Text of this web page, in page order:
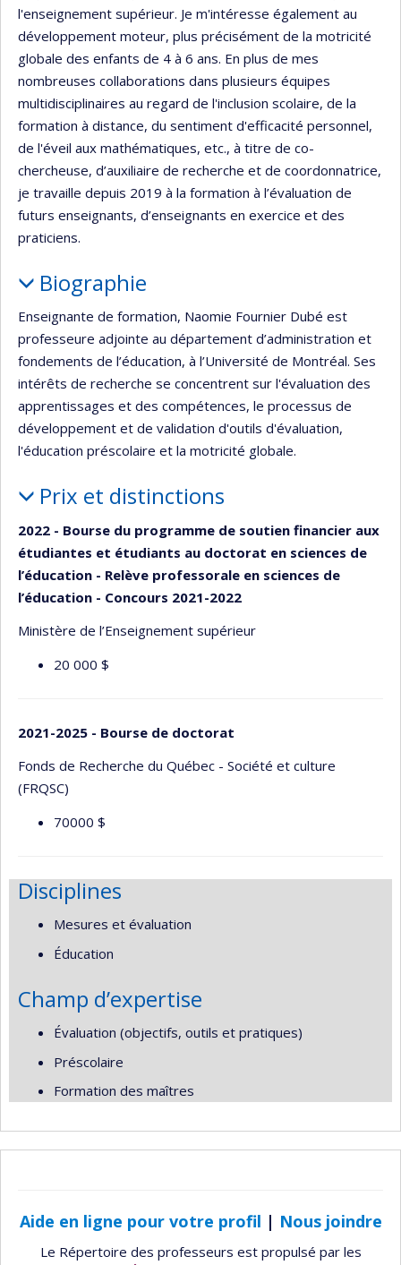
l'enseignement supérieur. Je m'intéresse également au
développement moteur, plus précisément de la motricité
globale des enfants de 4 à 6 ans. En plus de mes
nombreuses collaborations dans plusieurs équipes
multidisciplinaires au regard de l'inclusion scolaire, de la
formation à distance, du sentiment d'efficacité personnel,
de l'éveil aux mathématiques, etc., à titre de co-
chercheuse, d’auxiliaire de recherche et de coordonnatrice,
je travaille depuis 2019 à la formation à l’évaluation de
futurs enseignants, d’enseignants en exercice et des
praticiens.
Biographie
Enseignante de formation, Naomie Fournier Dubé est
professeure adjointe au département d’administration et
fondements de l’éducation, à l’Université de Montréal. Ses
intérêts de recherche se concentrent sur l'évaluation des
apprentissages et des compétences, le processus de
développement et de validation d'outils d'évaluation,
l'éducation préscolaire et la motricité globale.
Prix et distinctions
2022 - Bourse du programme de soutien financier aux
étudiantes et étudiants au doctorat en sciences de
l’éducation - Relève professorale en sciences de
l’éducation - Concours 2021-2022
Ministère de l’Enseignement supérieur
20 000 $
2021-2025 - Bourse de doctorat
Fonds de Recherche du Québec - Société et culture
(FRQSC)
70000 $
Disciplines
Mesures et évaluation
Éducation
Champ d’expertise
Évaluation (objectifs, outils et pratiques)
Préscolaire
Formation des maîtres
Aide en ligne pour votre profil | Nous joindre
Le Répertoire des professeurs est propulsé par les